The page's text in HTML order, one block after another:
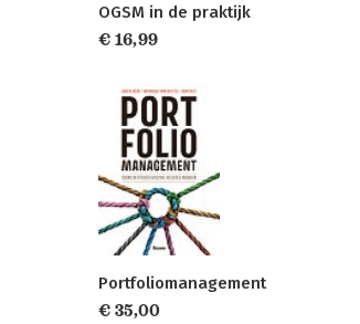
OGSM in de praktijk
€ 16,99
Portfoliomanagement
€ 35,00